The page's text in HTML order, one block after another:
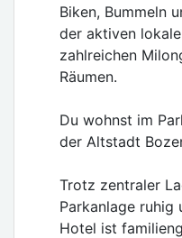
Biken, Bummeln
der aktiven
zahlreichen
Räumen.
Du wohnst im
der Altstadt
Trotz zentraler
Parkanlage ruhig
Hotel ist